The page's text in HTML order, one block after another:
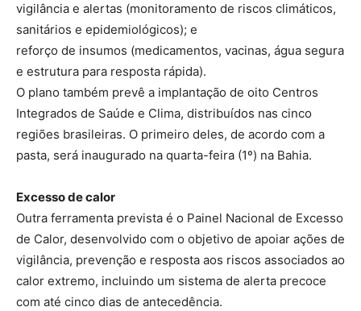
vigilância e alertas (monitoramento de riscos climáticos,
sanitários e epidemiológicos); e
reforço de insumos (medicamentos, vacinas, água segura
e estrutura para resposta rápida).
O plano também prevê a implantação de oito Centros
Integrados de Saúde e Clima, distribuídos nas cinco
regiões brasileiras. O primeiro deles, de acordo com a
pasta, será inaugurado na quarta-feira (1º) na Bahia.
Excesso de calor
Outra ferramenta prevista é o Painel Nacional de Excesso
de Calor, desenvolvido com o objetivo de apoiar ações de
vigilância, prevenção e resposta aos riscos associados ao
calor extremo, incluindo um sistema de alerta precoce
com até cinco dias de antecedência.